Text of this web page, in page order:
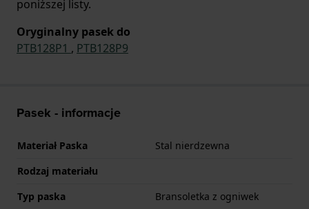
poniższej listy.
Oryginalny pasek do
PTB128P1 , PTB128P9
Pasek - informacje
Materiał Paska
Stal nierdzewna
Rodzaj materiału
Typ paska
Bransoletka z ogniwek